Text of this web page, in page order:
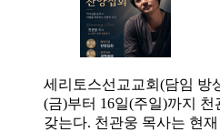
세리토스선교교회(담임 방
(금)부터 16일(주일)까지
갖는다. 천관웅 목사는 현